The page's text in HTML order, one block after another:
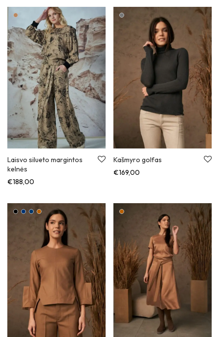
Laisvo silueto margintos
kelnės
€188,00
Kašmyro golfas
€169,00